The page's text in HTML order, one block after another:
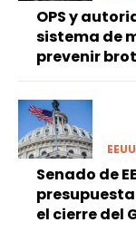
OPS y
sistema de
prevenir
EEUU
Senado de
el cierre del